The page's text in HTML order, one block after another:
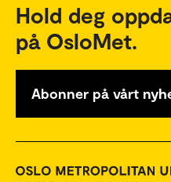
Hold deg
på OsloMet.
Abonner på vårt